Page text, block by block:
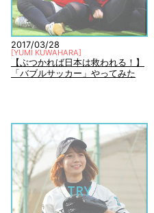
2017/03/28
[YUMI KUWAHARA]
【ぶつかれば日本は救われる！】
「バブルサッカー」やってみた
TRY